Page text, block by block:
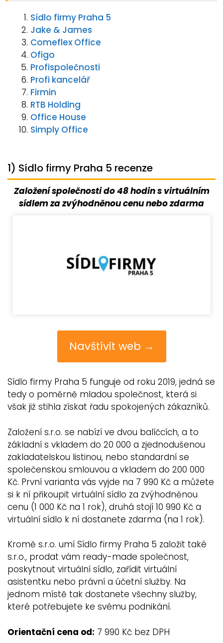
Sídlo firmy Praha 5
Jake & James
Comeflex Office
Ofigo
Profispolečnosti
Profi kancelář
Firmin
RTB Holding
Office House
Simply Office
1) Sídlo firmy Praha 5 recenze
Založení společnosti do 48 hodin s virtuálním
sídlem za zvýhodněnou cenu nebo zdarma
Navštívit web →
Sídlo firmy Praha 5 funguje od roku 2019, jedná se
tedy o poměrně mladou společnost, která si
však již stihla získat řadu spokojených zákazníků.
Založení s.r.o. se nabízí ve dvou balíčcích, a to
základní s vkladem do 20 000 a zjednodušenou
zakladatelskou listinou, nebo standardní se
společenskou smlouvou a vkladem do 200 000
Kč. První varianta vás vyjde na 7 990 Kč a můžete
si k ní přikoupit virtuální sídlo za zvýhodněnou
cenu (1 000 Kč na 1 rok), druhá stojí 10 990 Kč a
virtuální sídlo k ní dostanete zdarma (na 1 rok).
Kromě s.r.o. umí Sídlo firmy Praha 5 založit také
s.r.o., prodat vám ready-made společnost,
poskytnout virtuální sídlo, zařídit virtuální
asistentku nebo právní a účetní služby. Na
jednom místě tak dostanete všechny služby,
které potřebujete ke svému podnikání.
Orientační cena od: 7 990 Kč bez DPH